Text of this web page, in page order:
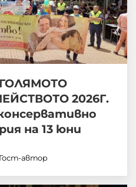
ГОЛЯМОТО
2026Г.
на 13 юни
Гост-автор